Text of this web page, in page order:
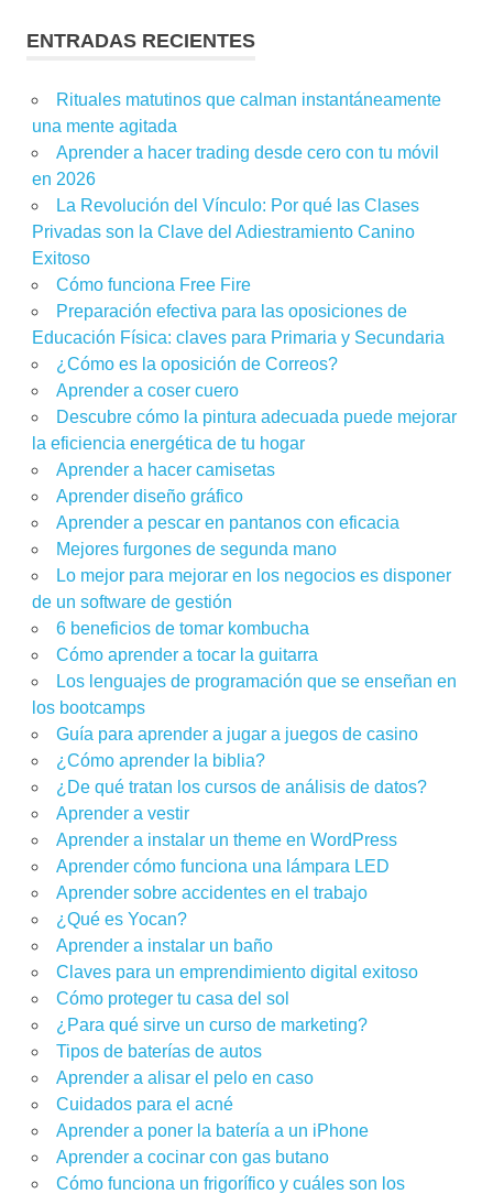
ENTRADAS RECIENTES
Rituales matutinos que calman instantáneamente
una mente agitada
Aprender a hacer trading desde cero con tu móvil
en 2026
La Revolución del Vínculo: Por qué las Clases
Privadas son la Clave del Adiestramiento Canino
Exitoso
Cómo funciona Free Fire
Preparación efectiva para las oposiciones de
Educación Física: claves para Primaria y Secundaria
¿Cómo es la oposición de Correos?
Aprender a coser cuero
Descubre cómo la pintura adecuada puede mejorar
la eficiencia energética de tu hogar
Aprender a hacer camisetas
Aprender diseño gráfico
Aprender a pescar en pantanos con eficacia
Mejores furgones de segunda mano
Lo mejor para mejorar en los negocios es disponer
de un software de gestión
6 beneficios de tomar kombucha
Cómo aprender a tocar la guitarra
Los lenguajes de programación que se enseñan en
los bootcamps
Guía para aprender a jugar a juegos de casino
¿Cómo aprender la biblia?
¿De qué tratan los cursos de análisis de datos?
Aprender a vestir
Aprender a instalar un theme en WordPress
Aprender cómo funciona una lámpara LED
Aprender sobre accidentes en el trabajo
¿Qué es Yocan?
Aprender a instalar un baño
Claves para un emprendimiento digital exitoso
Cómo proteger tu casa del sol
¿Para qué sirve un curso de marketing?
Tipos de baterías de autos
Aprender a alisar el pelo en caso
Cuidados para el acné
Aprender a poner la batería a un iPhone
Aprender a cocinar con gas butano
Cómo funciona un frigorífico y cuáles son los